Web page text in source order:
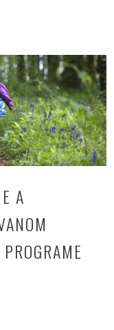
A